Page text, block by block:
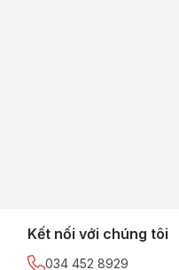
Kết nối với chúng tôi
034 452 8929